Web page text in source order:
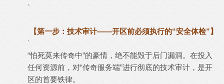
`
【第一步：技术审计——开区前必须执行的“安全体检”】
`
“怕死莫来传奇中”的豪情，绝不能毁于后门漏洞。在投入
任何资源前，对“传奇服务端”进行彻底的技术审计，是开
区的首要铁律。